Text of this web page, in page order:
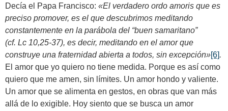
Decía el Papa Francisco: «El verdadero ordo amoris que es
preciso promover, es el que descubrimos meditando
constantemente en la parábola del “buen samaritano”
(cf. Lc 10,25-37), es decir, meditando en el amor que
construye una fraternidad abierta a todos, sin excepción»[6].
El amor que yo quiero no tiene medida. Porque es así como
quiero que me amen, sin límites. Un amor hondo y valiente.
Un amor que se alimenta en gestos, en obras que van más
allá de lo exigible. Hoy siento que se busca un amor